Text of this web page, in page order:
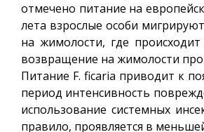
отмечено питание на
лета взрослые особи
на жимолости, где
возвращение на жимолости
Питание F. ficaria приводит к
период интенсивность
использование системных
правило, проявляется в